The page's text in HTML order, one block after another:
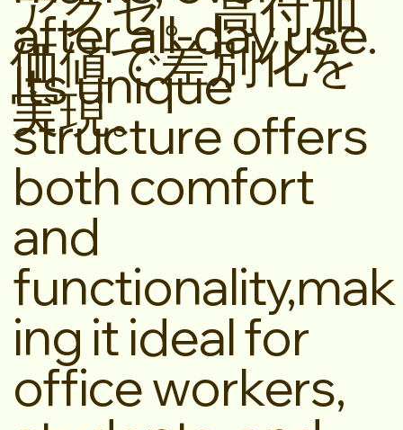
価値で差別化を
実現。
after all-day use.
Its unique
structure offers
both comfort
and
functionality,mak
ing it ideal for
office workers,